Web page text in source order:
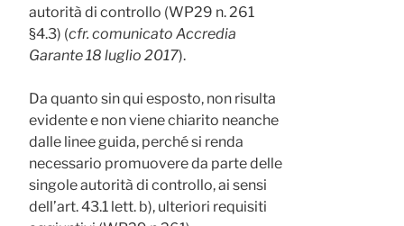
autorità di controllo (WP29 n. 261
§4.3) (cfr. comunicato Accredia
Garante 18 luglio 2017).
Da quanto sin qui esposto, non risulta
evidente e non viene chiarito neanche
dalle linee guida, perché si renda
necessario promuovere da parte delle
singole autorità di controllo, ai sensi
dell’art. 43.1 lett. b), ulteriori requisiti